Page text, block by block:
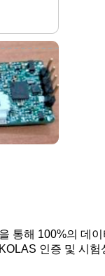
통해 100%의 데
인증 및 시